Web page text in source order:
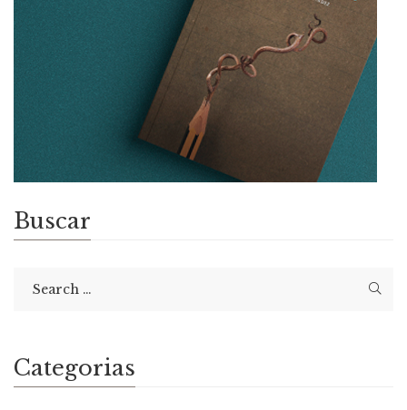
Buscar
Categorias